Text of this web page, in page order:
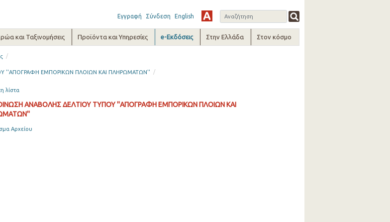
Εγγραφή Σύνδεση English
και Ταξινομήσεις Προϊόντα και Υπηρεσίες e-Εκδόσεις Στην Ελλάδα Στον κόσμο
/
''ΑΠΟΓΡΑΦΗ ΕΜΠΟΡΙΚΩΝ ΠΛΟΙΩΝ ΚΑΙ ΠΛΗΡΩΜΑΤΩΝ'' /
λίστα
ΑΝΑΒΟΛΗΣ ΔΕΛΤΙΟΥ ΤΥΠΟΥ ''ΑΠΟΓΡΑΦΗ ΕΜΠΟΡΙΚΩΝ ΠΛΟΙΩΝ ΚΑΙ
Αρχείου